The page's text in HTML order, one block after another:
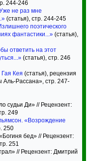
244-246
не раз мне
(статья), стр. 244-245
поэтического
фантастики...» (статья),
ответить на этот
(статья), стр. 246
Кея (статья), рецензия
Аль-Рассана», стр. 247-
судьи Ди» // Рецензент:
249
«Возрождение
250
бед» // Рецензент:
251
// Рецензент: Дмитрий